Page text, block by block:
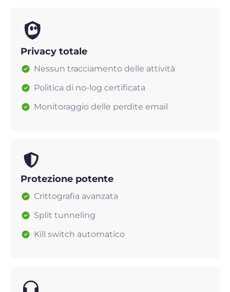
Privacy totale
Nessun tracciamento delle attività
Politica di no-log certificata
Monitoraggio delle perdite email
Protezione potente
Crittografia avanzata
Split tunneling
Kill switch automatico